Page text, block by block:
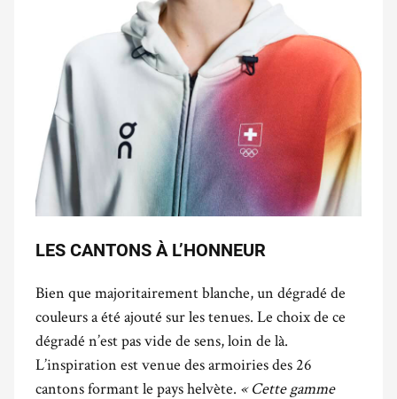
LES CANTONS À L’HONNEUR
Bien que majoritairement blanche, un dégradé de
couleurs a été ajouté sur les tenues. Le choix de ce
dégradé n’est pas vide de sens, loin de là.
L’inspiration est venue des armoiries des 26
cantons formant le pays helvète. « Cette gamme